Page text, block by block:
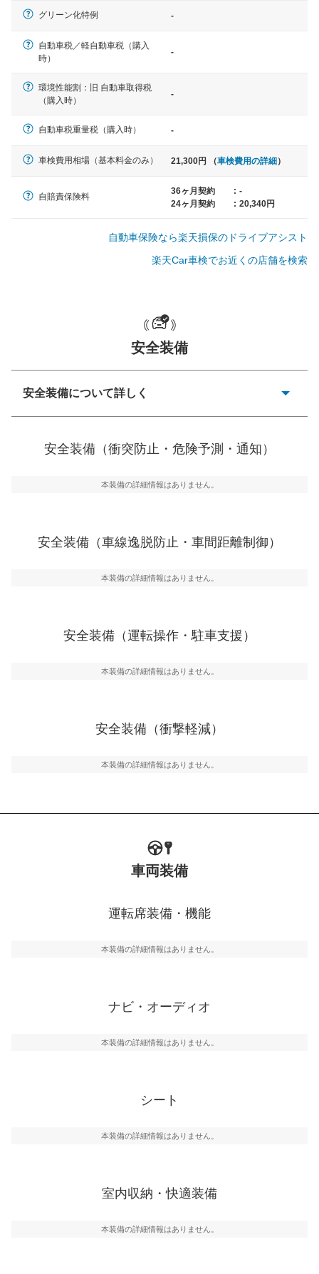
大型車
スター、ハイエースワゴン、デリ
一般的な荷物のサイズの目安
グリーン化特例 -
自動車税／軽自動車税（購入
時）
-
環境性能割：旧 自動車取得税
（購入時）
-
自動車税重量税（購入時） -
車検費用相場（基本料金のみ） 21,300円 （車検費用の詳細）
自賠責保険料
36ヶ月契約 : -
24ヶ月契約
: 20,340円
自動車保険なら楽天損保のドライブアシスト
楽天Car車検でお近くの店舗を検索
安全装備
安全装備について詳しく
ーキアシスト、ABSなどが装備されています。
車線逸脱防止
車線のはみだしやふらつきを防止するためにレーンキー
運転・駐車支援
グ・アシストやサイドブラインドモニターなどが装備さ
万が一車体が衝撃を受けたときに、運転者・同乗者を守
るSRSエアバッグシステム、プリテンショナーシートベ
安全装備（衝突防止・危険予測・通知）
本装備の詳細情報はありません。
安全装備（車線逸脱防止・車間距離制御）
本装備の詳細情報はありません。
安全装備（運転操作・駐車支援）
本装備の詳細情報はありません。
安全装備（衝撃軽減）
本装備の詳細情報はありません。
車両装備
運転席装備・機能
本装備の詳細情報はありません。
ナビ・オーディオ
本装備の詳細情報はありません。
シート
本装備の詳細情報はありません。
室内収納・快適装備
本装備の詳細情報はありません。